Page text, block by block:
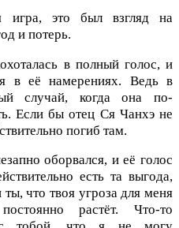
игра, это был взгляд на
и потерь.
в полный голос, и
в её намерениях. Ведь в
случай, когда она по-
Если бы отец Ся Чанхэ не
погиб там.
оборвался, и её голос
есть та выгода,
что твоя угроза для меня
растёт. Что-то